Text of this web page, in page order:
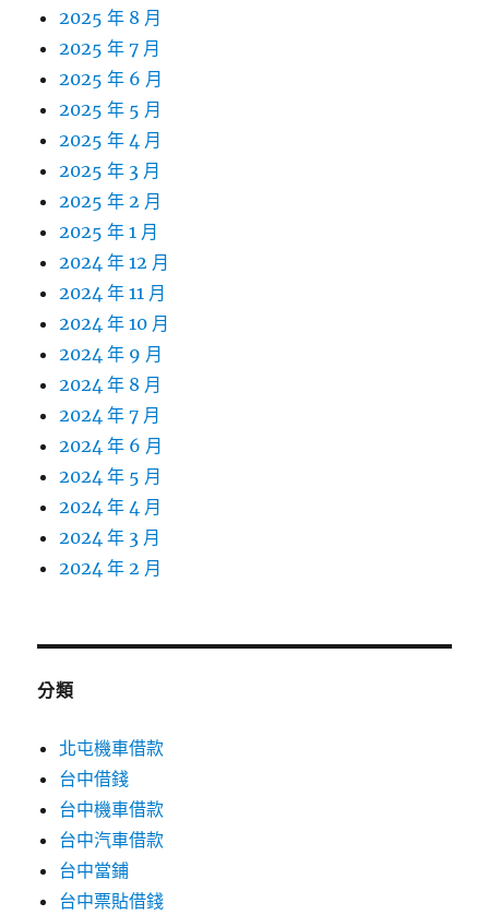
2025 年 8 月
2025 年 7 月
2025 年 6 月
2025 年 5 月
2025 年 4 月
2025 年 3 月
2025 年 2 月
2025 年 1 月
2024 年 12 月
2024 年 11 月
2024 年 10 月
2024 年 9 月
2024 年 8 月
2024 年 7 月
2024 年 6 月
2024 年 5 月
2024 年 4 月
2024 年 3 月
2024 年 2 月
分類
北屯機車借款
台中借錢
台中機車借款
台中汽車借款
台中當鋪
台中票貼借錢